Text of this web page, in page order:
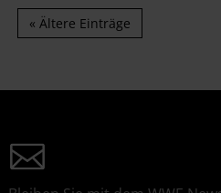
« Ältere Einträge